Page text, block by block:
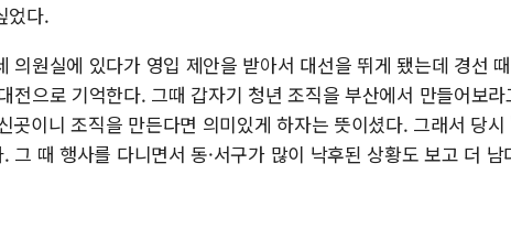
었다.
의원실에 있다가 영입 제안을 받아서 대선을 뛰게 됐는데 경선
전으로 기억한다. 그때 갑자기 청년 조직을 부산에서 만들어보
곳이니 조직을 만든다면 의미있게 하자는 뜻이셨다. 그래서 당
그 때 행사를 다니면서 동·서구가 많이 낙후된 상황도 보고 더 남